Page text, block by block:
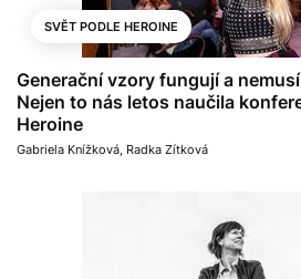
SVĚT PODLE HEROINE
Generační vzory fungují a
Nejen to nás letos naučila
Heroine
Gabriela Knížková, Radka Zítková